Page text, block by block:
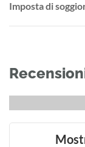
Imposta di